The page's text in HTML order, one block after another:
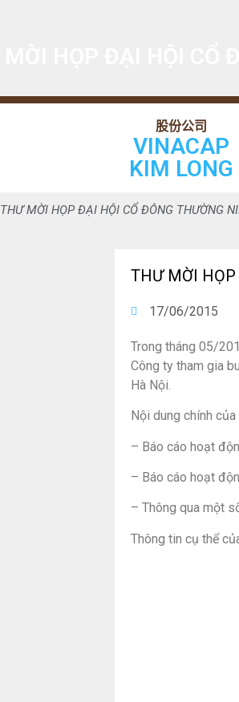
VINACAP
KIM LONG
THƯ MỜI HỌP ĐẠI HỘI CỔ ĐÔNG THƯỜNG
THƯ MỜI
17/06/2015
Trong tháng 05/
Công ty tham gia
Hà Nội.
Nội dung chính
– Báo cáo hoạt
– Báo cáo hoạt
– Thông qua một
Thông tin cụ thể